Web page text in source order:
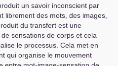
un savoir inconscient par
librement des mots, des images,
du transfert est une
sensations de corps et cela
le processus. Cela met en
qui organise le mouvement